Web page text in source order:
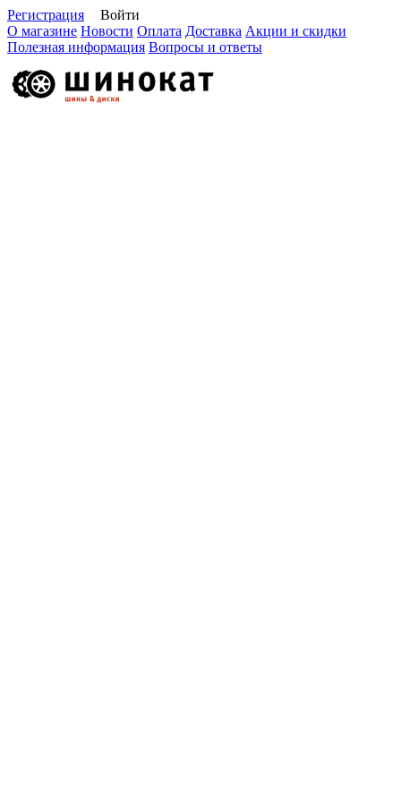
Регистрация
Войти
О магазине Новости Оплата Доставка Акции и скидки
Полезная информация Вопросы и ответы